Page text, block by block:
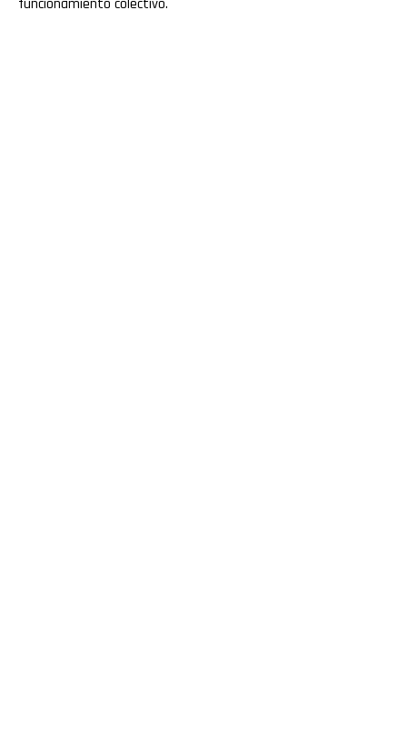
funcionamiento colectivo.